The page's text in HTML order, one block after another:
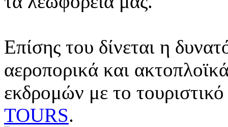
Επίσης του δίνεται η
αεροπορικά και
εκδρομών με το
TOURS.